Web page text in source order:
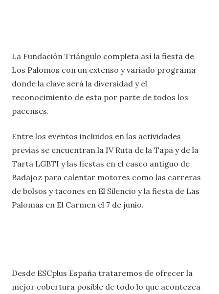
La Fundación Triángulo completa así la fiesta de
Los Palomos con un extenso y variado programa
donde la clave será la diversidad y el
reconocimiento de esta por parte de todos los
pacenses.
Entre los eventos incluidos en las actividades
previas se encuentran la IV Ruta de la Tapa y de la
Tarta LGBTI y las fiestas en el casco antiguo de
Badajoz para calentar motores como las carreras
de bolsos y tacones en El Silencio y la fiesta de Las
Palomas en El Carmen el 7 de junio.
Desde ESCplus España trataremos de ofrecer la
mejor cobertura posible de todo lo que acontezca